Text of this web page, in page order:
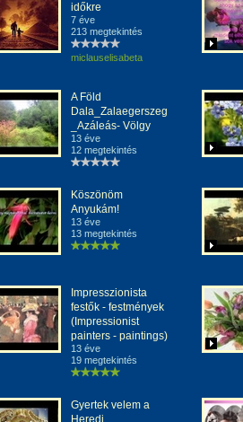
időkre
7 éve
213 megtekintés
miclauselisabeta
A Föld
Dala_Zalaegerszeg
_Azáleás- Völgy
13 éve
12 megtekintés
Köszönöm
Anyukám!
13 éve
13 megtekintés
Impresszionista
festők - festmények
(Impressionist
painters - paintings)
13 éve
19 megtekintés
Gyertek velem a
Heredi